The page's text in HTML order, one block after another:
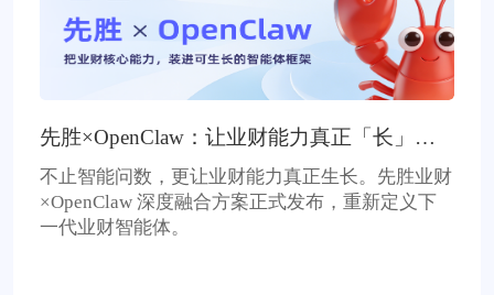
先胜×OpenClaw：让业财能力真正「长」出
来
不止智能问数，更让业财能力真正生长。先胜业财
×OpenClaw 深度融合方案正式发布，重新定义下
一代业财智能体。